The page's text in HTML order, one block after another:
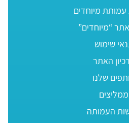
עמותת מיוחדים
“מיוחדים”
שימוש
האתר
שלנו
ממליצים
העמותה